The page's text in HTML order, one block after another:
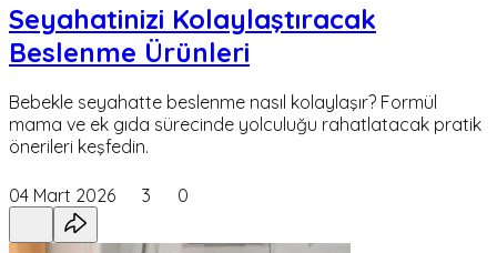
Seyahatinizi Kolaylaştıracak
Beslenme Ürünleri
Bebekle seyahatte beslenme nasıl kolaylaşır? Formül
mama ve ek gıda sürecinde yolculuğu rahatlatacak pratik
önerileri keşfedin.
04 Mart 2026 3 0